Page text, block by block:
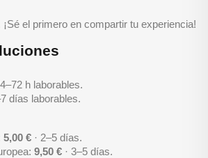
el primero en compartir tu experiencia!
h laborables.
días laborables.
5,00 € · 2–5 días.
9,50 € · 3–5 días.